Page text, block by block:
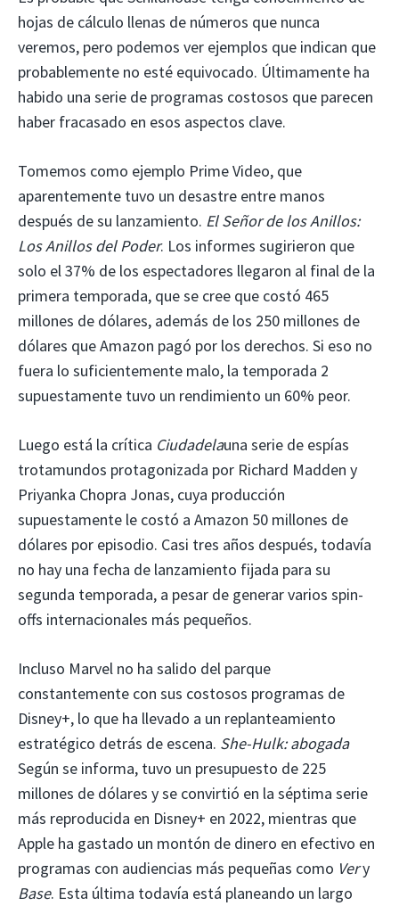
hojas de cálculo llenas de números que nunca
veremos, pero podemos ver ejemplos que indican que
probablemente no esté equivocado. Últimamente ha
habido una serie de programas costosos que parecen
haber fracasado en esos aspectos clave.
Tomemos como ejemplo Prime Video, que
aparentemente tuvo un desastre entre manos
después de su lanzamiento. El Señor de los Anillos:
Los Anillos del Poder. Los informes sugirieron que
solo el 37% de los espectadores llegaron al final de la
primera temporada, que se cree que costó 465
millones de dólares, además de los 250 millones de
dólares que Amazon pagó por los derechos. Si eso no
fuera lo suficientemente malo, la temporada 2
supuestamente tuvo un rendimiento un 60% peor.
Luego está la crítica Ciudadelauna serie de espías
trotamundos protagonizada por Richard Madden y
Priyanka Chopra Jonas, cuya producción
supuestamente le costó a Amazon 50 millones de
dólares por episodio. Casi tres años después, todavía
no hay una fecha de lanzamiento fijada para su
segunda temporada, a pesar de generar varios spin-
offs internacionales más pequeños.
Incluso Marvel no ha salido del parque
constantemente con sus costosos programas de
Disney+, lo que ha llevado a un replanteamiento
estratégico detrás de escena. She-Hulk: abogada
Según se informa, tuvo un presupuesto de 225
millones de dólares y se convirtió en la séptima serie
más reproducida en Disney+ en 2022, mientras que
Apple ha gastado un montón de dinero en efectivo en
programas con audiencias más pequeñas como Very
Base. Esta última todavía está planeando un largo